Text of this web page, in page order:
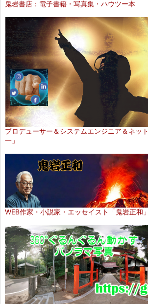
鬼岩書店：電子書籍・写真集・ハウツー本
プロデューサー＆システムエンジニア＆ネッ
一」
WEB作家・小説家・エッセイスト「鬼岩正和」